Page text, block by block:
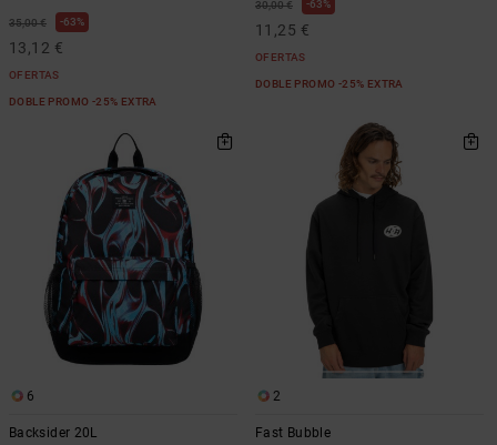
35,00 € 63%
13,12 €
OFERTAS
DOBLE PROMO -25% EXTRA
30,00 € 63%
11,25 €
OFERTAS
DOBLE PROMO -25% EXTRA
6
Backsider 20L
2
Fast Bubble